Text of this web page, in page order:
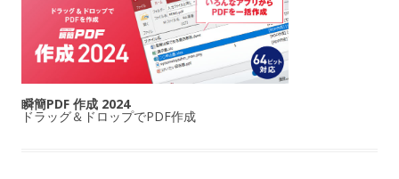
瞬簡PDF 作成 2024
ドラッグ＆ドロップでPDF作成